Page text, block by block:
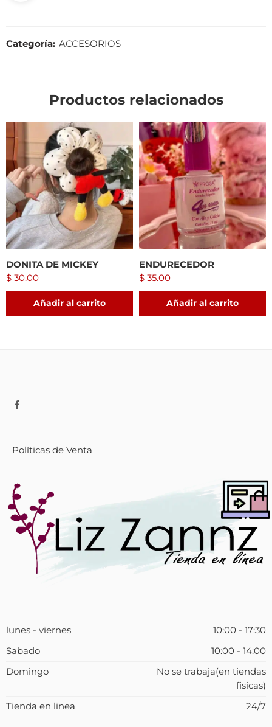
Categoría: ACCESORIOS
Productos relacionados
DONITA DE MICKEY
$ 30.00
Añadir al carrito
ENDURECEDOR
$ 35.00
Añadir al carrito
Políticas de Venta
lunes - viernes
10:00 - 17:30
Sabado
10:00 - 14:00
Domingo
No se trabaja(en tiendas
fisicas)
Tienda en linea
24/7